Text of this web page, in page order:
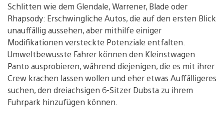
Schlitten wie dem Glendale, Warrener, Blade oder
Rhapsody: Erschwingliche Autos, die auf den ersten Blick
unauffällig aussehen, aber mithilfe einiger
Modifikationen versteckte Potenziale entfalten.
Umweltbewusste Fahrer können den Kleinstwagen
Panto ausprobieren, während diejenigen, die es mit ihrer
Crew krachen lassen wollen und eher etwas Auffälligeres
suchen, den dreiachsigen 6-Sitzer Dubsta zu ihrem
Fuhrpark hinzufügen können.